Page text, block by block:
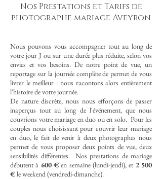
Nos Prestations et Tarifs de
photographe mariage Aveyron
Nous pouvons vous accompagner tout au long de
votre jour J ou sur une durée plus réduite, selon vos
envies et vos besoins. De notre point de vue, un
reportage sur la journée complète de permet de vous
livrer le meilleur : nous racontons alors entièrement
l'histoire de votre journée.
De nature discrète, nous nous efforçons de passer
inaperçus tout au long de l'événement, que nous
couvrions votre mariage en duo ou en solo. Pour les
couples nous choisissant pour couvrir leur mariage
en duo, le fait de venir à deux photographes nous
permet de vous proposer deux points de vue, deux
sensibilités différentes. Nos prestations de mariage
débutent à 600 € en semaine (lundi-jeudi), et 2 500
€le weekend (vendredi-dimanche).